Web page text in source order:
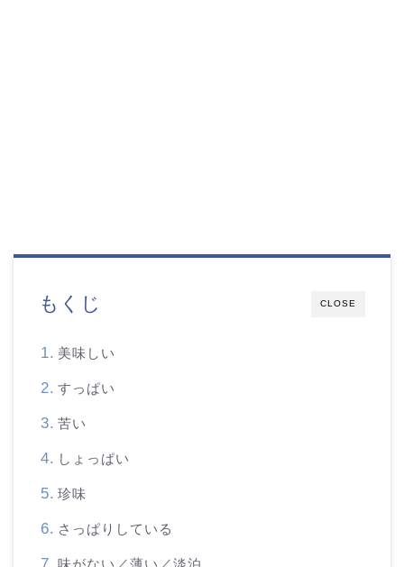
CLOSE
もくじ
美味しい
すっぱい
苦い
しょっぱい
珍味
さっぱりしている